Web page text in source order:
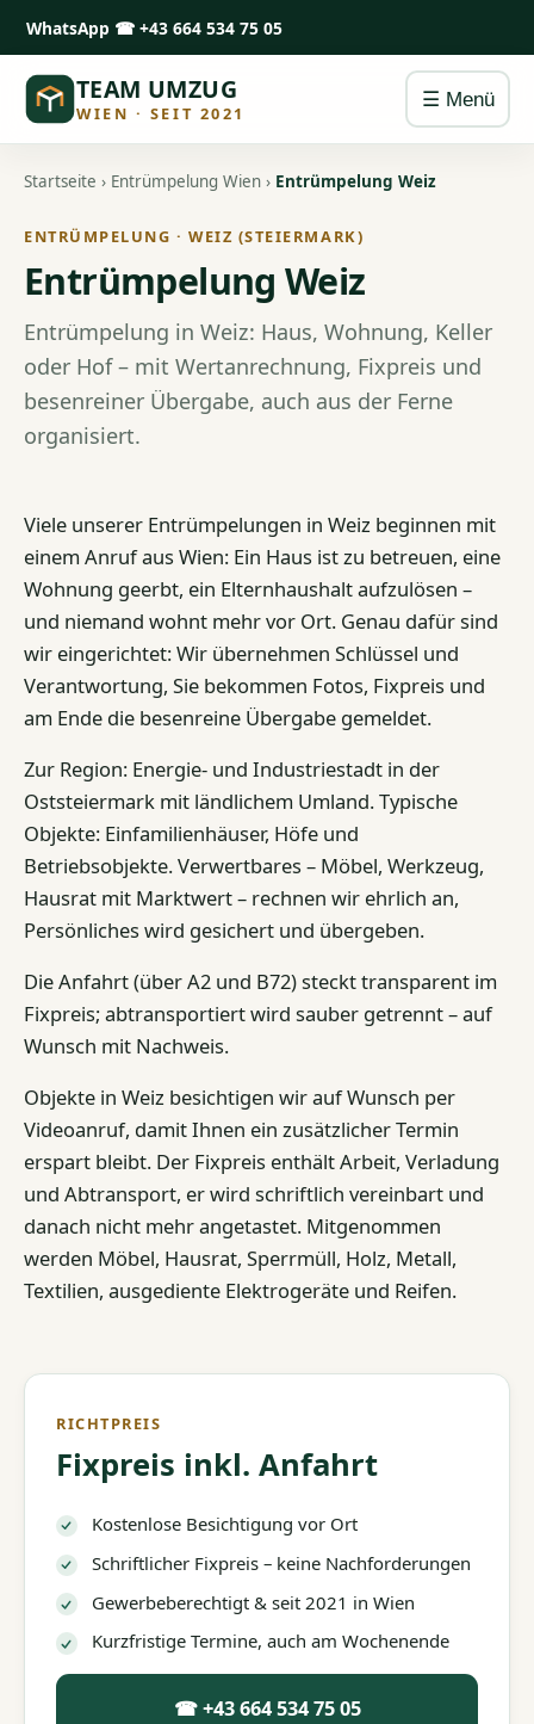
WhatsApp ☎ +43 664 534 75 05
TEAM UMZUG
WIEN · SEIT 2021
☰ Menü
Startseite › Entrümpelung Wien › Entrümpelung Weiz
ENTRÜMPELUNG · WEIZ (STEIERMARK)
Entrümpelung Weiz
Entrümpelung in Weiz: Haus, Wohnung, Keller
oder Hof – mit Wertanrechnung, Fixpreis und
besenreiner Übergabe, auch aus der Ferne
organisiert.
Viele unserer Entrümpelungen in Weiz beginnen mit
einem Anruf aus Wien: Ein Haus ist zu betreuen, eine
Wohnung geerbt, ein Elternhaushalt aufzulösen –
und niemand wohnt mehr vor Ort. Genau dafür sind
wir eingerichtet: Wir übernehmen Schlüssel und
Verantwortung, Sie bekommen Fotos, Fixpreis und
am Ende die besenreine Übergabe gemeldet.
Zur Region: Energie- und Industriestadt in der
Oststeiermark mit ländlichem Umland. Typische
Objekte: Einfamilienhäuser, Höfe und
Betriebsobjekte. Verwertbares – Möbel, Werkzeug,
Hausrat mit Marktwert – rechnen wir ehrlich an,
Persönliches wird gesichert und übergeben.
Die Anfahrt (über A2 und B72) steckt transparent im
Fixpreis; abtransportiert wird sauber getrennt – auf
Wunsch mit Nachweis.
Objekte in Weiz besichtigen wir auf Wunsch per
Videoanruf, damit Ihnen ein zusätzlicher Termin
erspart bleibt. Der Fixpreis enthält Arbeit, Verladung
und Abtransport, er wird schriftlich vereinbart und
danach nicht mehr angetastet. Mitgenommen
werden Möbel, Hausrat, Sperrmüll, Holz, Metall,
Textilien, ausgediente Elektrogeräte und Reifen.
RICHTPREIS
Fixpreis inkl. Anfahrt
Kostenlose Besichtigung vor Ort
Schriftlicher Fixpreis – keine Nachforderungen
Gewerbeberechtigt & seit 2021 in Wien
Kurzfristige Termine, auch am Wochenende
☎ +43 664 534 75 05